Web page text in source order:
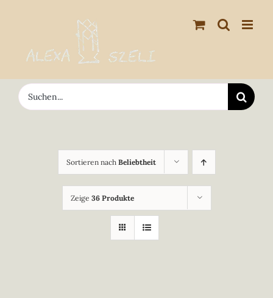
springen
Suche
nach:
Sortieren nach Beliebtheit
Zeige 36 Produkte